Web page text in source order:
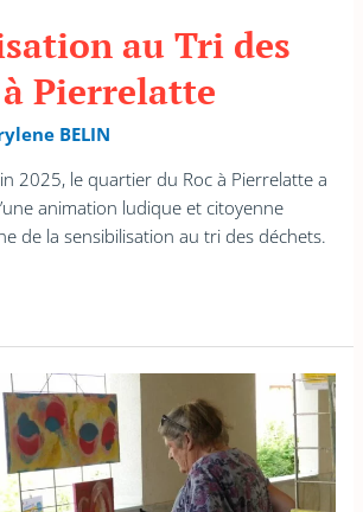
au Tri des
Pierrelatte
BELIN
2025, le quartier du Roc à Pierrelatte a
animation ludique et citoyenne
de la sensibilisation au tri des déchets.